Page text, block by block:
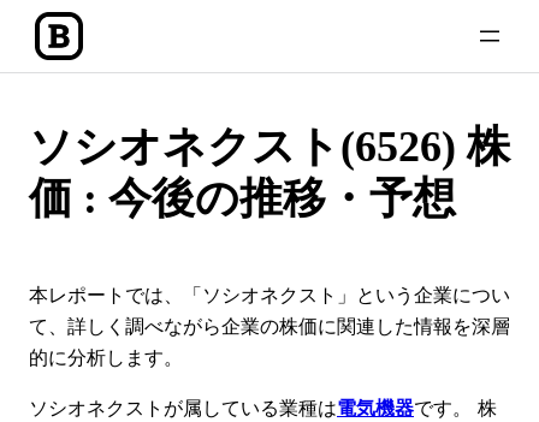
を
ソシオネクスト(6526) 株
価 : 今後の推移・予想
本レポートでは、「ソシオネクスト」という企業につい
て、詳しく調べながら企業の株価に関連した情報を深層
的に分析します。
ソシオネクストが属している業種は電気機器です。 株